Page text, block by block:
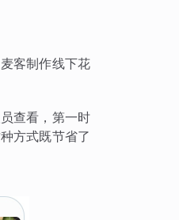
客制作线下花
查看，第一时
方式既节省了